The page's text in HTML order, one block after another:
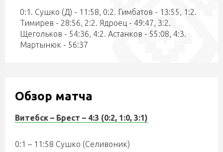
0:1. Сушко (Д) - 11:58, 0:2. Гимбатов - 13:55, 1:2.
Тимирев - 28:56, 2:2. Ядроец - 49:47, 3:2.
Щегольков - 54:36, 4:2. Астанков - 55:08, 4:3.
Мартынюк - 56:37
Обзор матча
Витебск – Брест – 4:3 (0:2, 1:0, 3:1)
0:1 – 11:58 Сушко (Селивоник)